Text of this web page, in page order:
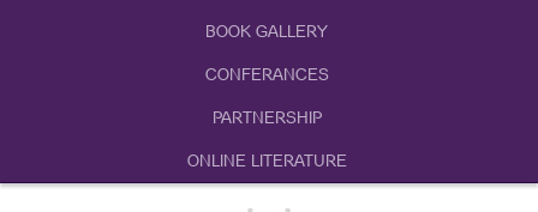
BOOK GALLERY
CONFERANCES
PARTNERSHIP
ONLINE LITERATURE